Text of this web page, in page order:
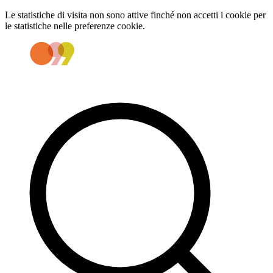
Le statistiche di visita non sono attive finché non accetti i cookie per
le statistiche nelle preferenze cookie.